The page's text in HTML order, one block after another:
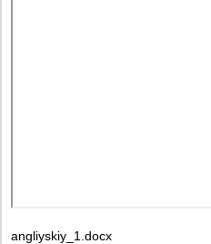
angliyskiy_1.docx